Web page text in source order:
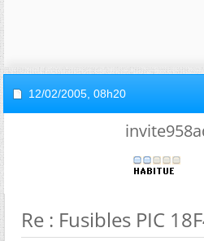
12/02/2005, 08h20
Re : Fusibles PIC